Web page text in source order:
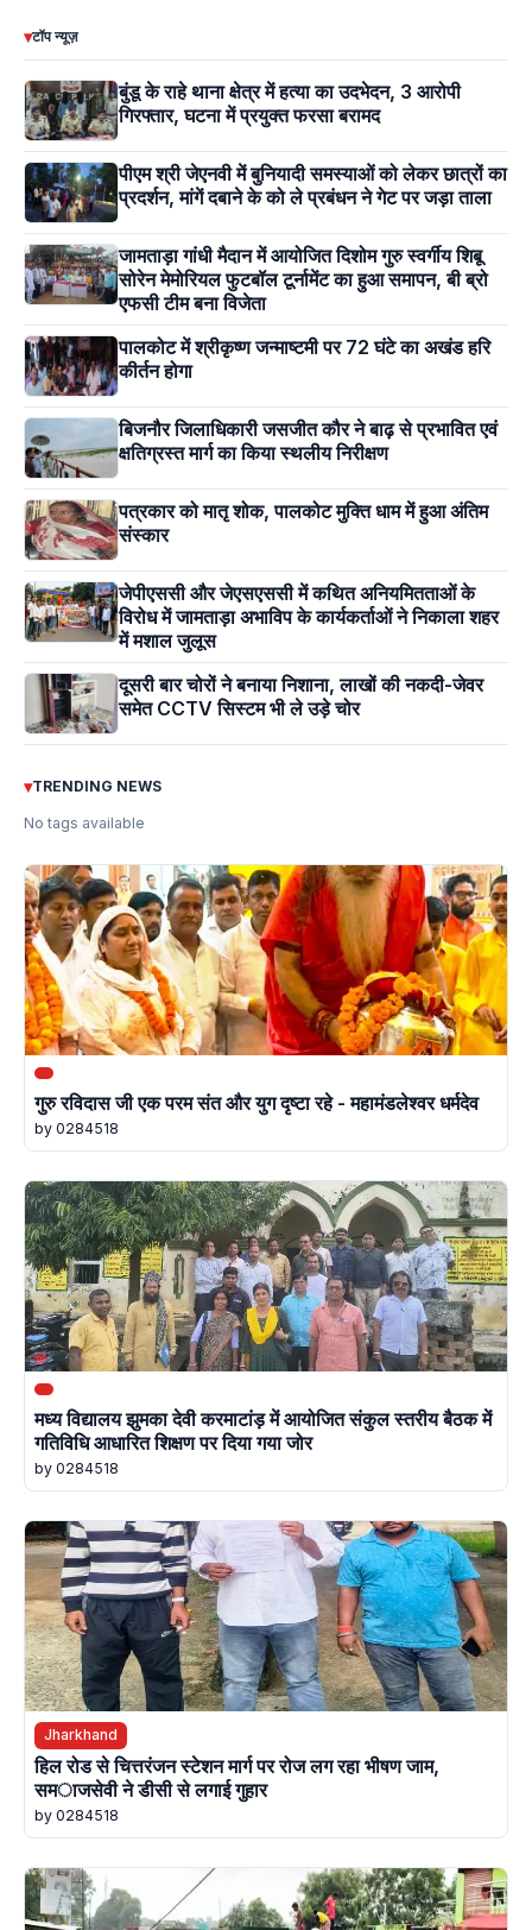
▾टॉप न्यूज़
बुंडू के राहे थाना क्षेत्र में हत्या का उदभेदन, 3 आरोपी
गिरफ्तार, घटना में प्रयुक्त फरसा बरामद
पीएम श्री जेएनवी में बुनियादी समस्याओं को लेकर छात्रों का
प्रदर्शन, मांगें दबाने के को ले प्रबंधन ने गेट पर जड़ा ताला
जामताड़ा गांधी मैदान में आयोजित दिशोम गुरु स्वर्गीय शिबू
सोरेन मेमोरियल फुटबॉल टूर्नामेंट का हुआ समापन, बी ब्रो
एफसी टीम बना विजेता
पालकोट में श्रीकृष्ण जन्माष्टमी पर 72 घंटे का अखंड हरि
कीर्तन होगा
बिजनौर जिलाधिकारी जसजीत कौर ने बाढ़ से प्रभावित एवं
क्षतिग्रस्त मार्ग का किया स्थलीय निरीक्षण
पत्रकार को मातृ शोक, पालकोट मुक्ति धाम में हुआ अंतिम
संस्कार
जेपीएससी और जेएसएससी में कथित अनियमितताओं के
विरोध में जामताड़ा अभाविप के कार्यकर्ताओं ने निकाला शहर
में मशाल जुलूस
दूसरी बार चोरों ने बनाया निशाना, लाखों की नकदी-जेवर
समेत CCTV सिस्टम भी ले उड़े चोर
▾TRENDING NEWS
No tags available
गुरु रविदास जी एक परम संत और युग दृष्टा रहे - महामंडलेश्वर धर्मदेव
by 0284518
मध्य विद्यालय झुमका देवी करमाटांड़ में आयोजित संकुल स्तरीय बैठक में
गतिविधि आधारित शिक्षण पर दिया गया जोर
by 0284518
Jharkhand
हिल रोड से चित्तरंजन स्टेशन मार्ग पर रोज लग रहा भीषण जाम,
समाजसेवी ने डीसी से लगाई गुहार
by 0284518